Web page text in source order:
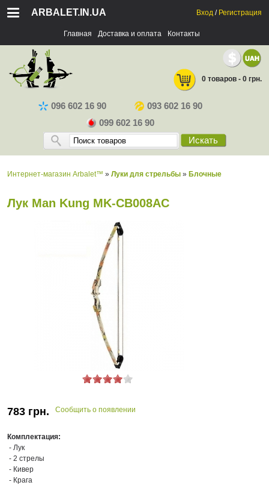
ARBALET.IN.UA
Главная Доставка и оплата Контакты
Вход / Регистрация
096 602 16 90
093 602 16 90
099 602 16 90
Искать
0 товаров - 0 грн.
Интернет-магазин Arbalet™ » Луки для стрельбы » Блочные
Лук Man Kung MK-CB008AC
783 грн. Сообщить о появлении
Комплектация:
- Лук
- 2 стрелы
- Кивер
- Крага